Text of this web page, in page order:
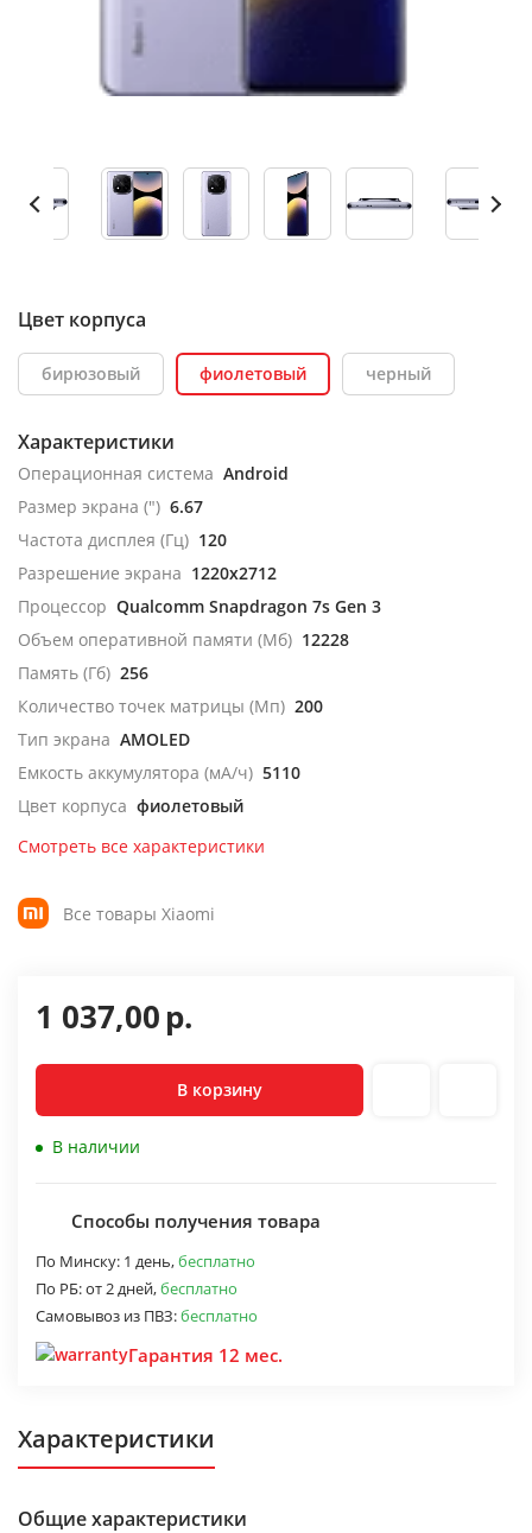
Цвет корпуса
бирюзовый фиолетовый черный
Характеристики
Операционная система Android
Размер экрана (") 6.67
Частота дисплея (Гц) 120
Разрешение экрана 1220x2712
Процессор Qualcomm Snapdragon 7s Gen 3
Объем оперативной памяти (Мб) 12228
Память (Гб) 256
Количество точек матрицы (Мп) 200
Тип экрана AMOLED
Емкость аккумулятора (мА/ч) 5110
Цвет корпуса фиолетовый
Смотреть все характеристики
Все товары Xiaomi
1 037,00р.
В корзину
В наличии
Способы получения товара
По Минску: 1 день,бесплатно
По РБ:от 2 дней,бесплатно
Самовывоз из ПВЗ:бесплатно
Гарантия 12 мес.
Характеристики
Общие характеристики